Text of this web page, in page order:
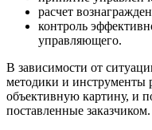
расчет
контроль
управляющего.
В зависимости от
методики и инструменты
объективную картину, и
поставленные заказчиком.
Владимир
Волгоград
Волгодонск
Волжск
Волжский
Вологда
Волоколамск